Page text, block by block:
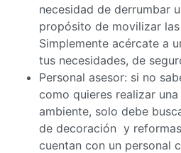
necesidad de derrumbar
propósito de movilizar
Simplemente acércate a
tus necesidades, de
Personal asesor: si no
como quieres realizar
ambiente, solo debe
de decoración y
cuentan con un personal